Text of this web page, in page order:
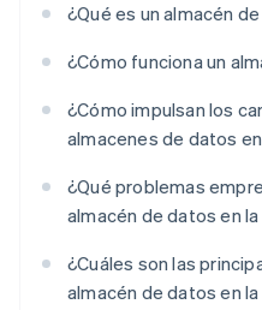
¿Qué es un almacén
¿Cómo funciona un
¿Cómo impulsan los
almacenes de datos
¿Qué problemas
almacén de datos en la
¿Cuáles son las
almacén de datos en la